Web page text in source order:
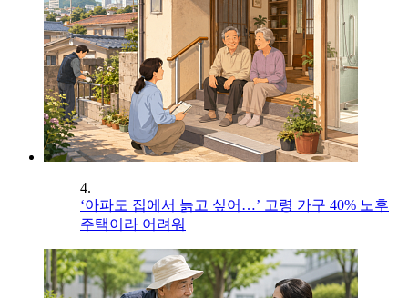
4.
‘아파도 집에서 늙고 싶어…’ 고령 가구 40% 노후
주택이라 어려워